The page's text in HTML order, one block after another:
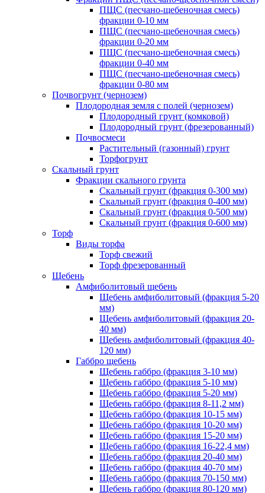
ПЩС (песчано-щебеночная смесь)
фракции 0-10 мм
ПЩС (песчано-щебеночная смесь)
фракции 0-20 мм
ПЩС (песчано-щебеночная смесь)
фракции 0-40 мм
ПЩС (песчано-щебеночная смесь)
фракции 0-80 мм
Почвогрунт (чернозем)
Плодородная земля с полей (чернозем)
Плодородный грунт (комковой)
Плодородный грунт (фрезерованный)
Почвосмеси
Растительный (газонный) грунт
Торфогрунт
Скальный грунт
Фракции скального грунта
Скальный грунт (фракция 0-300 мм)
Скальный грунт (фракция 0-400 мм)
Скальный грунт (фракция 0-500 мм)
Скальный грунт (фракция 0-600 мм)
Торф
Виды торфа
Торф свежий
Торф фрезерованный
Щебень
Амфиболитовый щебень
Щебень амфиболитовый (фракция 5-20
мм)
Щебень амфиболитовый (фракция 20-
40 мм)
Щебень амфиболитовый (фракция 40-
120 мм)
Габбро щебень
Щебень габбро (фракция 3-10 мм)
Щебень габбро (фракция 5-10 мм)
Щебень габбро (фракция 5-20 мм)
Щебень габбро (фракция 8-11,2 мм)
Щебень габбро (фракция 10-15 мм)
Щебень габбро (фракция 10-20 мм)
Щебень габбро (фракция 15-20 мм)
Щебень габбро (фракция 16-22,4 мм)
Щебень габбро (фракция 20-40 мм)
Щебень габбро (фракция 40-70 мм)
Щебень габбро (фракция 70-150 мм)
Щебень габбро (фракция 80-120 мм)